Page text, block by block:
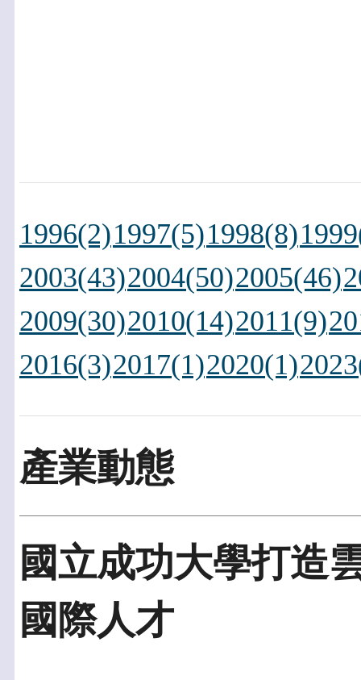
1996(2)1997(5)1998(8)
2003(43)2004(50)2005(46)
2009(30)2010(14)2011(9)
2016(3)2017(1)2020(1)
產業動態
國立成功大學打造
國際人才